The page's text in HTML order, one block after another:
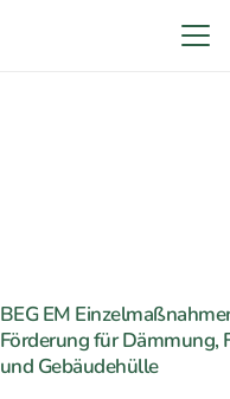
BEG EM
Förderung für Dämmung,
und Gebäudehülle